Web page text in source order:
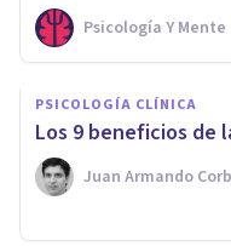
Psicología Y Mente
PSICOLOGÍA CLÍNICA
​Los 9 beneficios de
Juan Armando
de